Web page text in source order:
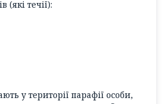
(які течії):
у території парафії особи,